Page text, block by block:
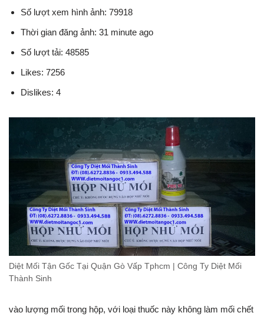
Số lượt xem hình ảnh: 79918
Thời gian đăng ảnh: 31 minute ago
Số lượt tải: 48585
Likes: 7256
Dislikes: 4
Diệt Mối Tận Gốc Tại Quận Gò Vấp Tphcm | Công Ty Diệt Mối
Thành Sinh
vào lượng mối trong hộp, với loại thuốc này không làm mối chết